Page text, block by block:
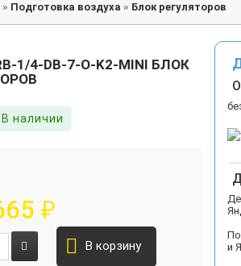
» Подготовка воздуха » Блок регуляторов
1/4-DB-7-O-K2-MINI БЛОК
В наличии
₽
В корзину
и